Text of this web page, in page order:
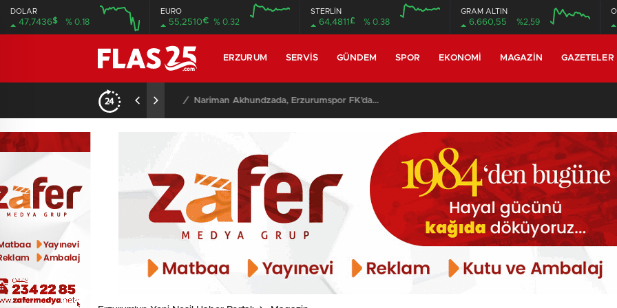
DOLAR
47,7436$ % 0.18
EURO
55,2510€ % 0.32
STERLİN
64,4811 £ % 0.38
GRAM ALTIN
6.660,55 %2,59
ERZURUM SERVIS GÜNDEM SPOR EKONOMI MAGAZIN GAZETELER
22:51 / Erzurumspor FK, Festy Ebosele ile prensip anlaşmasına vardı…